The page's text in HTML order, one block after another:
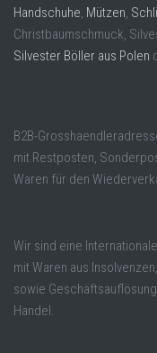
Handschuhe, Mützen,
Christbaumschmuck,
Silvester Böller aus Polen
B2B-
mit Restposten,
Waren für den
Wir sind eine
mit Waren aus
sowie
Handel.